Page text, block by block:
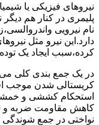
نیروهای فیزیکی یا
پلیمری در کنار هم دیگر
نام نیرویی
دارد.این نیرو مثل
کرده،سبب ایجاد یک
در یک جمع بندی کلی می
کریستالی شدن موجب
استحکام کششی و
کاهش مقاومت ضربه و
نواختی در جمع شوندگی